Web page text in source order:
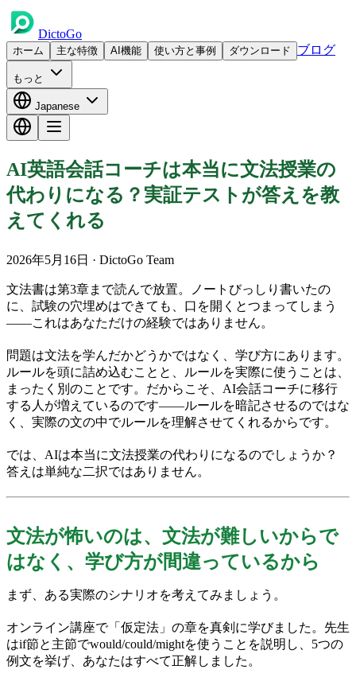
DictoGo
ホーム 主な特徴 AI機能 使い方と事例 ダウンロード ブログ
もっと
Japanese
AI英語会話コーチは本当に文法授業の
代わりになる？実証テストが答えを教
えてくれる
2026年5月16日 · DictoGo Team
文法書は第3章まで読んで放置。ノートびっしり書いたの
に、試験の穴埋めはできても、口を開くとつまってしまう
——これはあなただけの経験ではありません。
問題は文法を学んだかどうかではなく、学び方にあります。
ルールを頭に詰め込むことと、ルールを実際に使うことは、
まったく別のことです。だからこそ、AI会話コーチに移行
する人が増えているのです——ルールを暗記させるのではな
く、実際の文の中でルールを理解させてくれるからです。
では、AIは本当に文法授業の代わりになるのでしょうか？
答えは単純な二択ではありません。
文法が怖いのは、文法が難しいからで
はなく、学び方が間違っているから
まず、ある実際のシナリオを考えてみましょう。
オンライン講座で「仮定法」の章を真剣に学びました。先生
はif節と主節でwould/could/mightを使うことを説明し、5つの
例文を挙げ、あなたはすべて正解しました。